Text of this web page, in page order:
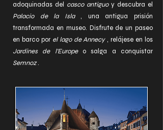
adoquinadas del casco antiguoy descubra el
Palacio de la Isla, una antigua prisión
transformada en museo. Disfrute de un paseo
en barco por el lago de Annecy, relájese en los
Jardines de l'Europeo salga a conquistar
Semnoz.